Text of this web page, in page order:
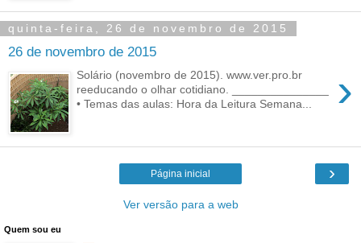
quinta-feira, 26 de novembro de 2015
26 de novembro de 2015
›
Solário (novembro de 2015). www.ver.pro.br
reeducando o olhar cotidiano. _______________
• Temas das aulas: Hora da Leitura Semana...
›
Página inicial
Ver versão para a web
Quem sou eu